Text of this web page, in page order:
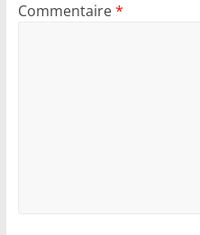
Commentaire*